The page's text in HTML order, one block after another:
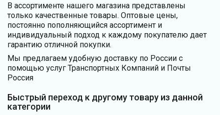
В ассортименте нашего магазина представлены
только качественные товары. Оптовые цены,
постоянно пополняющийся ассортимент и
индивидуальный подход к каждому покупателю дает
гарантию отличной покупки.
Мы предлагаем удобную доставку по России с
помощью услуг Транспортных Компаний и Почты
Россия
Быстрый переход к другому товару из данной
категории